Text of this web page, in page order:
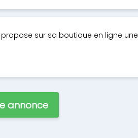
sur sa boutique en ligne une
annonce